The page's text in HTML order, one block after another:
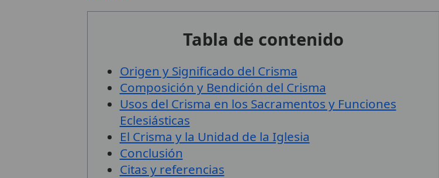
Tabla de contenido
Origen y Significado del Crisma
Composición y Bendición del Crisma
Usos del Crisma en los Sacramentos y Funciones
Eclesiásticas
El Crisma y la Unidad de la Iglesia
Conclusión
Citas y referencias